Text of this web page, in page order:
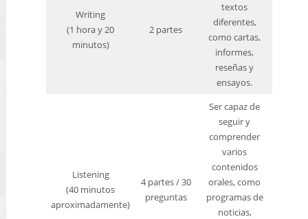
Contáctanos
¿Quiénes Somos?
Aviso de privacidad
Writing
(1 hora y 20
minutos)
2 partes
textos
diferentes,
como cartas,
informes,
reseñas y
ensayos.
Listening
(40 minutos
aproximadamente)
4 partes / 30
preguntas
Ser capaz de
seguir y
comprender
varios
contenidos
orales, como
programas de
noticias,